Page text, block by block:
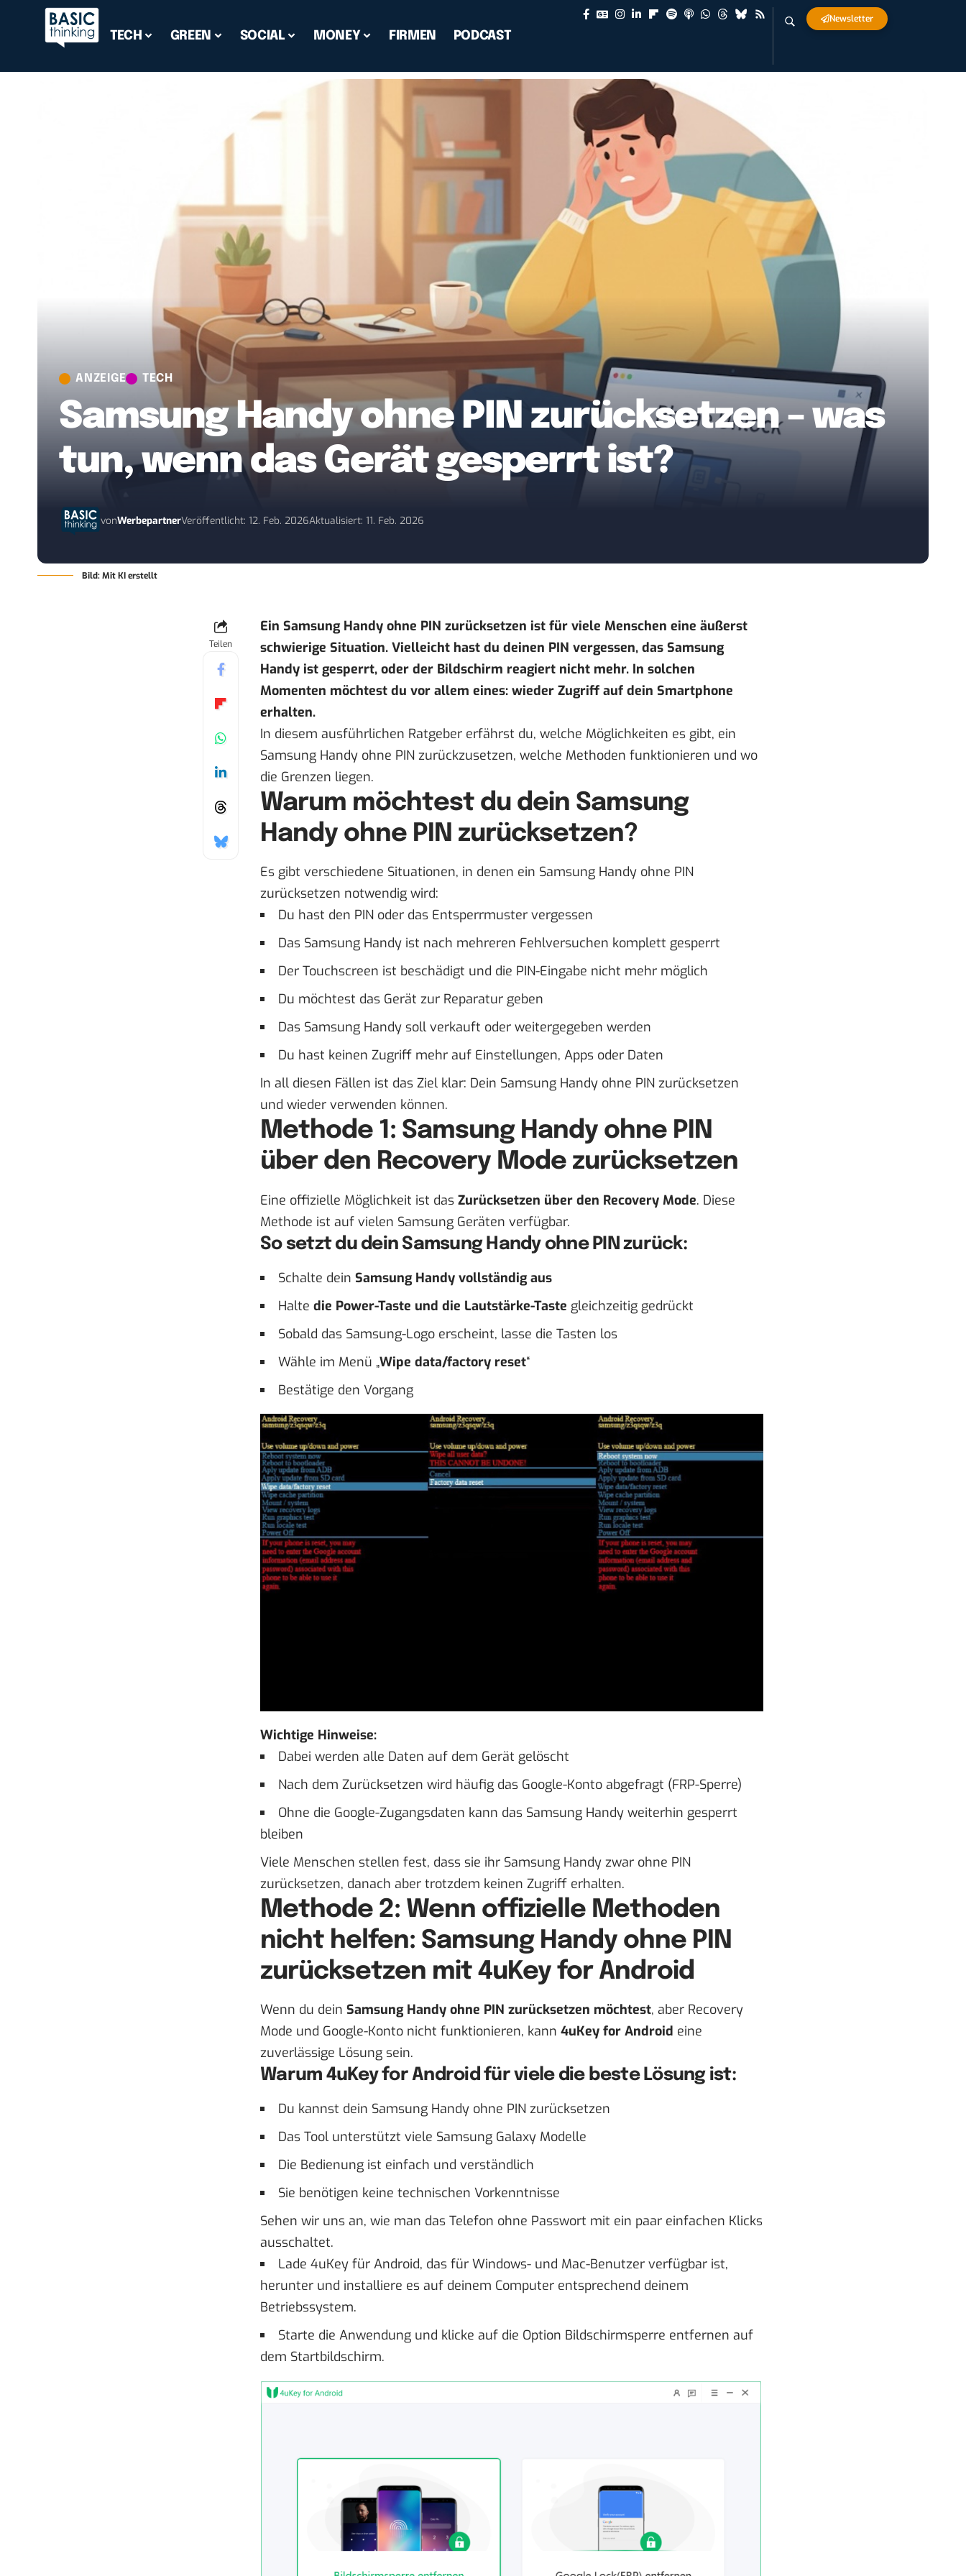
TECH GREEN SOCIAL MONEY FIRMEN PODCAST
Newsletter
ANZEIGE TECH
Samsung Handy ohne PIN zurücksetzen – was
tun, wenn das Gerät gesperrt ist?
vonWerbepartnerVeröffentlicht: 12. Feb. 2026Aktualisiert: 11. Feb. 2026
Bild: Mit KI erstellt
Teilen
Ein Samsung Handy ohne PIN zurücksetzen ist für viele Menschen eine äußerst
schwierige Situation. Vielleicht hast du deinen PIN vergessen, das Samsung
Handy ist gesperrt, oder der Bildschirm reagiert nicht mehr. In solchen
Momenten möchtest du vor allem eines: wieder Zugriff auf dein Smartphone
erhalten.
In diesem ausführlichen Ratgeber erfährst du, welche Möglichkeiten es gibt, ein
Samsung Handy ohne PIN zurückzusetzen, welche Methoden funktionieren und wo
die Grenzen liegen.
Warum möchtest du dein Samsung
Handy ohne PIN zurücksetzen?
Es gibt verschiedene Situationen, in denen ein Samsung Handy ohne PIN
zurücksetzen notwendig wird:
Du hast den PIN oder das Entsperrmuster vergessen
Das Samsung Handy ist nach mehreren Fehlversuchen komplett gesperrt
Der Touchscreen ist beschädigt und die PIN-Eingabe nicht mehr möglich
Du möchtest das Gerät zur Reparatur geben
Das Samsung Handy soll verkauft oder weitergegeben werden
Du hast keinen Zugriff mehr auf Einstellungen, Apps oder Daten
In all diesen Fällen ist das Ziel klar: Dein Samsung Handy ohne PIN zurücksetzen
und wieder verwenden können.
Methode 1: Samsung Handy ohne PIN
über den Recovery Mode zurücksetzen
Eine offizielle Möglichkeit ist das Zurücksetzen über den Recovery Mode. Diese
Methode ist auf vielen Samsung Geräten verfügbar.
So setzt du dein Samsung Handy ohne PIN zurück:
Schalte dein Samsung Handy vollständig aus
Halte die Power-Taste und die Lautstärke-Taste gleichzeitig gedrückt
Sobald das Samsung-Logo erscheint, lasse die Tasten los
Wähle im Menü „Wipe data/factory reset“
Bestätige den Vorgang
Wichtige Hinweise:
Dabei werden alle Daten auf dem Gerät gelöscht
Nach dem Zurücksetzen wird häufig das Google-Konto abgefragt (FRP-Sperre)
Ohne die Google-Zugangsdaten kann das Samsung Handy weiterhin gesperrt
bleiben
Viele Menschen stellen fest, dass sie ihr Samsung Handy zwar ohne PIN
zurücksetzen, danach aber trotzdem keinen Zugriff erhalten.
Methode 2: Wenn offizielle Methoden
nicht helfen: Samsung Handy ohne PIN
zurücksetzen mit 4uKey for Android
Wenn du dein Samsung Handy ohne PIN zurücksetzen möchtest, aber Recovery
Mode und Google-Konto nicht funktionieren, kann 4uKey for Android eine
zuverlässige Lösung sein.
Warum 4uKey for Android für viele die beste Lösung ist:
Du kannst dein Samsung Handy ohne PIN zurücksetzen
Das Tool unterstützt viele Samsung Galaxy Modelle
Die Bedienung ist einfach und verständlich
Sie benötigen keine technischen Vorkenntnisse
Sehen wir uns an, wie man das Telefon ohne Passwort mit ein paar einfachen Klicks
ausschaltet.
Lade 4uKey für Android, das für Windows- und Mac-Benutzer verfügbar ist,
herunter und installiere es auf deinem Computer entsprechend deinem
Betriebssystem.
Starte die Anwendung und klicke auf die Option Bildschirmsperre entfernen auf
dem Startbildschirm.